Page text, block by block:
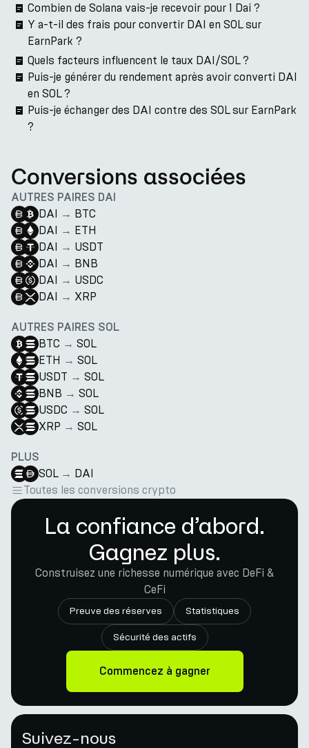
Combien de Solana vais-je recevoir pour 1 Dai ?
Y a-t-il des frais pour convertir DAI en SOL sur
EarnPark ?
Quels facteurs influencent le taux DAI/SOL ?
Puis-je générer du rendement après avoir converti DAI
en SOL ?
Puis-je échanger des DAI contre des SOL sur EarnPark
?
Conversions associées
AUTRES PAIRES DAI
DAI → BTC
DAI → ETH
DAI → USDT
DAI → BNB
DAI → USDC
DAI → XRP
AUTRES PAIRES SOL
BTC → SOL
ETH → SOL
USDT → SOL
BNB → SOL
USDC → SOL
XRP → SOL
PLUS
SOL → DAI
Toutes les conversions crypto
La confiance d’abord.
Gagnez plus.
Construisez une richesse numérique avec DeFi &
CeFi
Preuve des réserves Statistiques
Sécurité des actifs
Commencez à gagner
Suivez-nous